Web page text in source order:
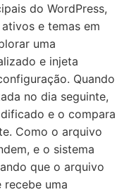
do WordPress,
e temas em
uma
e injeta
Quando
no dia seguinte,
e o compara
Como o arquivo
e o sistema
que o arquivo
uma